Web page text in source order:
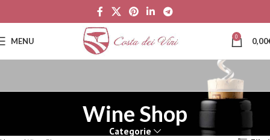
MENU 0 0,00
Wine Shop
Categorie